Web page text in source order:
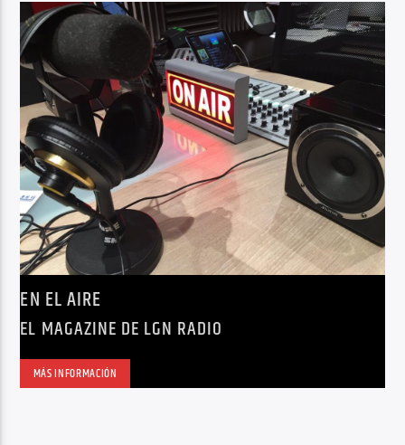
EN EL AIRE
EL MAGAZINE DE LGN RADIO
MÁS INFORMACIÓN